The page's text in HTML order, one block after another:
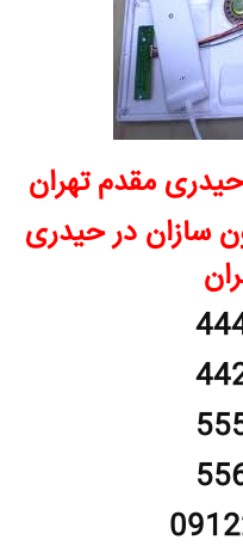
مقدم تهران
سازان در حیدری